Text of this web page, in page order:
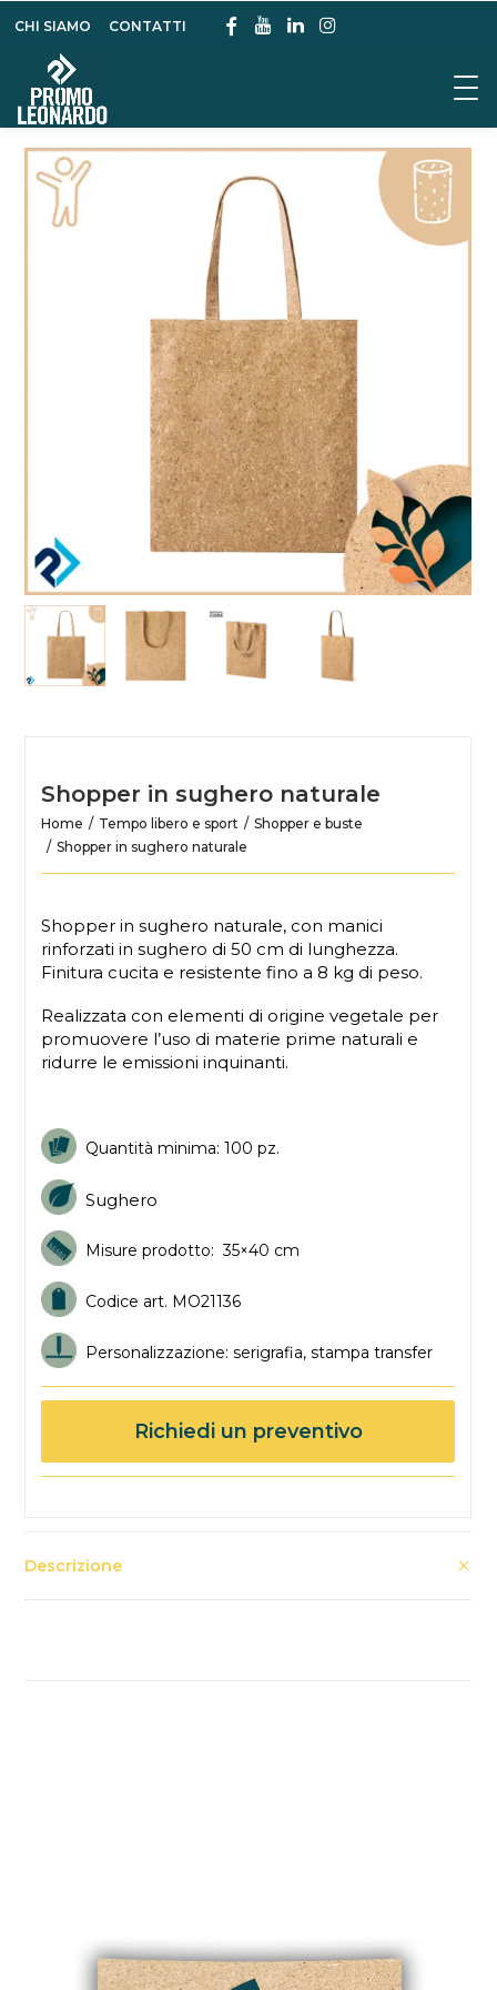
CHI SIAMO CONTATTI
Shopper in sughero naturale
Home Tempo libero e sport
Shopper e buste
Shopper in sughero naturale
Shopper in sughero naturale, con manici
rinforzati in sughero di 50 cm di lunghezza.
Finitura cucita e resistente fino a 8 kg di peso.
Realizzata con elementi di origine vegetale per
promuovere l’uso di materie prime naturali e
ridurre le emissioni inquinanti.
Quantità minima: 100 pz.
Sughero
Misure prodotto: 35×40 cm
Codice art. MO21136
Personalizzazione: serigrafia, stampa transfer
Richiedi un preventivo
Descrizione